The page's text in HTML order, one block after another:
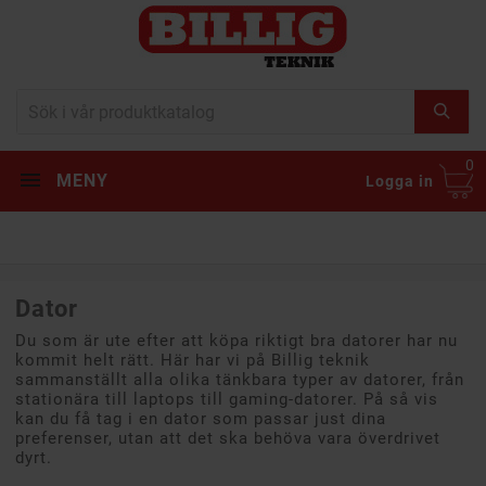
MENY Logga in
0
Dator
Du som är ute efter att köpa riktigt bra datorer har nu
kommit helt rätt. Här har vi på Billig teknik
sammanställt alla olika tänkbara typer av datorer, från
stationära till laptops till gaming-datorer. På så vis
kan du få tag i en dator som passar just dina
preferenser, utan att det ska behöva vara överdrivet
dyrt.